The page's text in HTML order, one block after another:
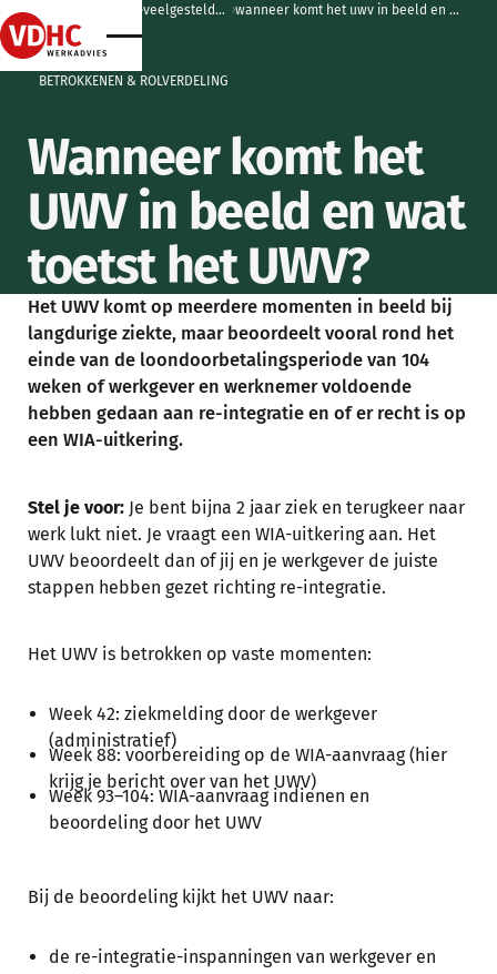
home
home veelgestelde vragen
home wanneer komt het uwv in beeld en wat toetst het uwv?
BETROKKENEN & ROLVERDELING
Wanneer komt het
UWV in beeld en wat
toetst het UWV?
Het UWV komt op meerdere momenten in beeld bij
langdurige ziekte, maar beoordeelt vooral rond het
einde van de loondoorbetalingsperiode van 104
weken of werkgever en werknemer voldoende
hebben gedaan aan re-integratie en of er recht is op
een WIA-uitkering.
Stel je voor: Je bent bijna 2 jaar ziek en terugkeer naar
werk lukt niet. Je vraagt een WIA-uitkering aan. Het
UWV beoordeelt dan of jij en je werkgever de juiste
stappen hebben gezet richting re-integratie.
Het UWV is betrokken op vaste momenten:
Week 42: ziekmelding door de werkgever
(administratief)
Week 88: voorbereiding op de WIA-aanvraag (hier
krijg je bericht over van het UWV)
Week 93–104: WIA-aanvraag indienen en
beoordeling door het UWV
Bij de beoordeling kijkt het UWV naar:
de re-integratie-inspanningen van werkgever en